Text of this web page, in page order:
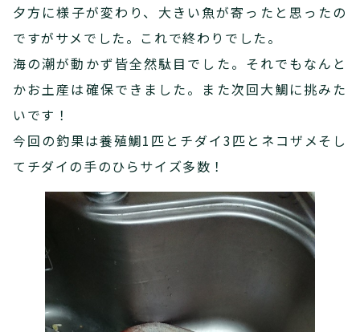
夕方に様子が変わり、大きい魚が寄ったと思ったの
ですがサメでした。これで終わりでした。
海の潮が動かず皆全然駄目でした。それでもなんと
かお土産は確保できました。また次回大鯛に挑みた
いです！
今回の釣果は養殖鯛1匹とチダイ3匹とネコザメそし
てチダイの手のひらサイズ多数！